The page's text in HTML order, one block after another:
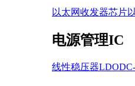
以太网收发器芯片
电源管理IC
线性稳压器LDO